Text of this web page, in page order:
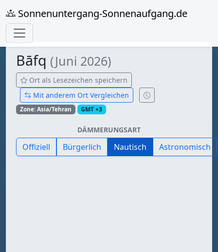
Sonnenuntergang-Sonnenaufgang.de
Bāfq (Juni 2026)
Ort als Lesezeichen speichern
Mit anderem Ort Vergleichen
Zone: Asia/Tehran GMT +3
DÄMMERUNGSART
Offiziell Bürgerlich Nautisch Astronomisch